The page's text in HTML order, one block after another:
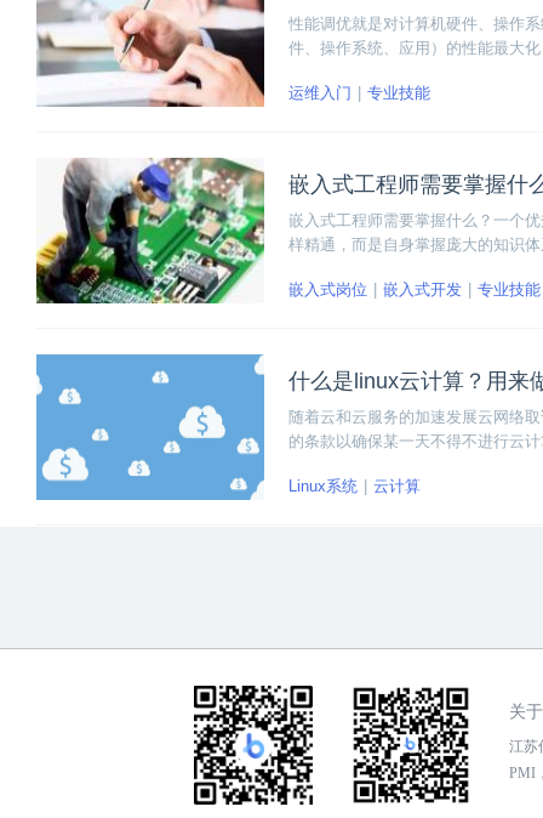
性能调优就是对计算机硬件、操作
件、操作系统、应用）的性能最大
运维入门 专业技能
嵌入式工程师需要掌握什
嵌入式工程师需要掌握什么？一个
样精通，而是自身掌握庞大的知识
嵌入式岗位
嵌入式开发 专业技能
什么是linux云计算？用来
随着云和云服务的加速发展云网络
的条款以确保某一天不得不进行云
Linux系统 云计算
关
江苏
PMI